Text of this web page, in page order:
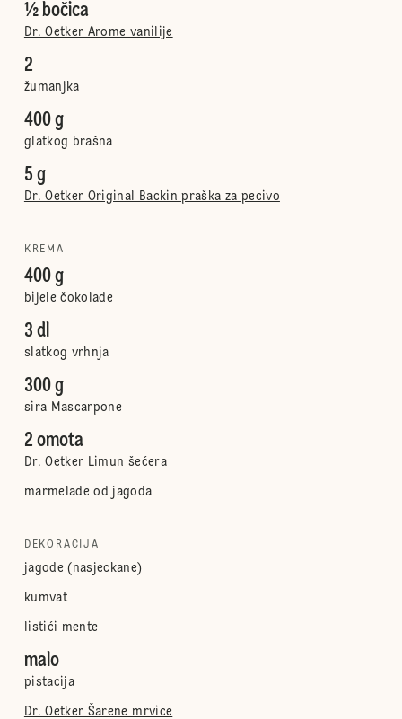
½ bočica
Dr. Oetker Arome vanilije
2
žumanjka
400 g
glatkog brašna
5 g
Dr. Oetker Original Backin praška za pecivo
KREMA
400 g
bijele čokolade
3 dl
slatkog vrhnja
300 g
sira Mascarpone
2 omota
Dr. Oetker Limun šećera
marmelade od jagoda
DEKORACIJA
jagode (nasjeckane)
kumvat
listići mente
malo
pistacija
Dr. Oetker Šarene mrvice